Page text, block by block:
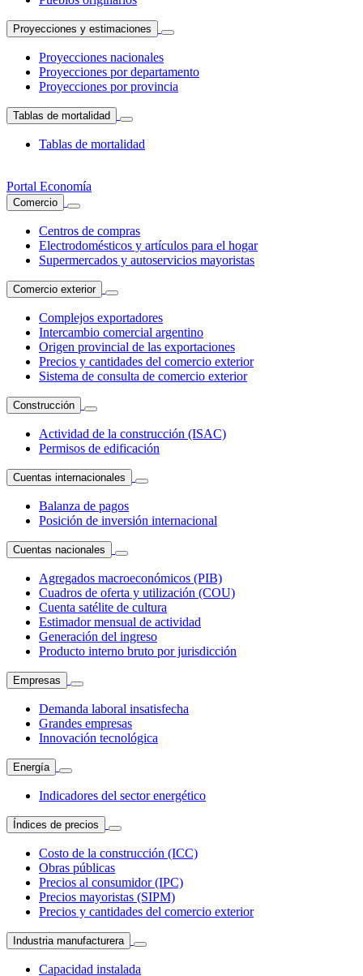
Proyecciones y estimaciones
Proyecciones nacionales
Proyecciones por departamento
Proyecciones por provincia
Tablas de mortalidad
Tablas de mortalidad
Portal Economía
Comercio
Centros de compras
Electrodomésticos y artículos para el hogar
Supermercados y autoservicios mayoristas
Comercio exterior
Complejos exportadores
Intercambio comercial argentino
Origen provincial de las exportaciones
Precios y cantidades del comercio exterior
Sistema de consulta de comercio exterior
Construcción
Actividad de la construcción (ISAC)
Permisos de edificación
Cuentas internacionales
Balanza de pagos
Posición de inversión internacional
Cuentas nacionales
Agregados macroeconómicos (PIB)
Cuadros de oferta y utilización (COU)
Cuenta satélite de cultura
Estimador mensual de actividad
Generación del ingreso
Producto interno bruto por jurisdicción
Empresas
Demanda laboral insatisfecha
Grandes empresas
Innovación tecnológica
Energía
Indicadores del sector energético
Índices de precios
Costo de la construcción (ICC)
Obras públicas
Precios al consumidor (IPC)
Precios mayoristas (SIPM)
Precios y cantidades del comercio exterior
Industria manufacturera
Capacidad instalada